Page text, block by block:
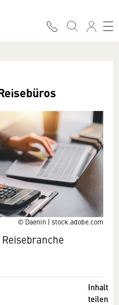
© Daenin | stock.adobe.com
Inhalt
teilen